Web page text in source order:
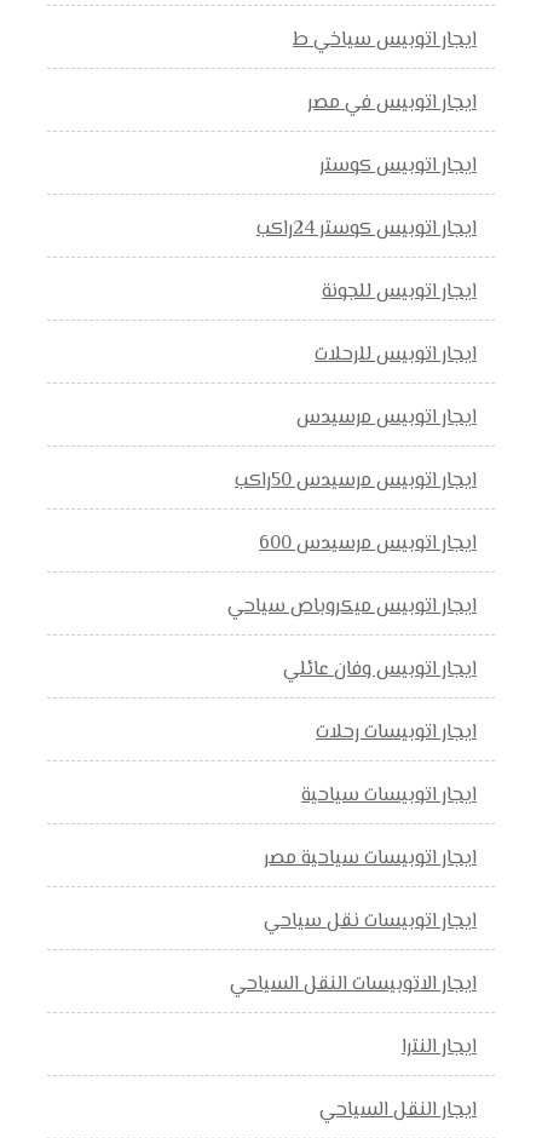
ايجار اتوبيس سياخي ط
ايجار اتوبيس في مصر
ايجار اتوبيس كوستر
ايجار اتوبيس كوستر 24راكب
ايجار اتوبيس للجونة
ايجار اتوبيس للرحلات
ايجار اتوبيس مرسيدس
ايجار اتوبيس مرسيدس 50راكب
ايجار اتوبيس مرسيدس 600
ايجار اتوبيس ميكروباص سياحي
ايجار اتوبيس وفان عائلي
ايجار اتوبيسات رحلات
ايجار اتوبيسات سياحية
ايجار اتوبيسات سياحية مصر
ايجار اتوبيسات نقل سياحي
ايجار الاتوبيسات النقل السياحي
ايجار النترا
ايجار النقل السياحي